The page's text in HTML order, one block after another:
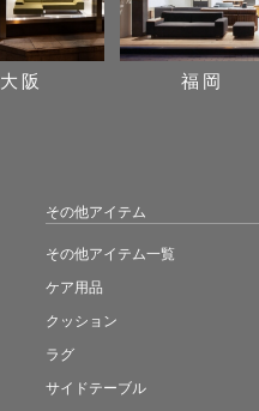
大阪 福岡
その他アイテム
その他アイテム一覧
ケア用品
クッション
ラグ
サイドテーブル